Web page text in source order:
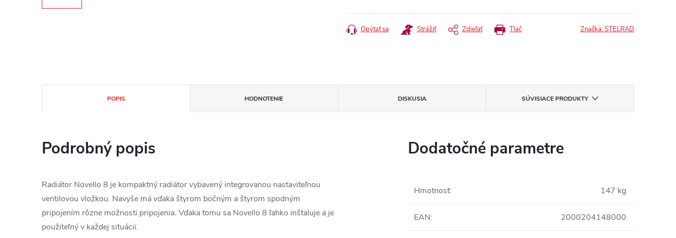
cena:
Tlač
Opýtať sa Strážiť Zdieľať Značka:STELRAD
POPIS HODNOTENIE DISKUSIA SÚVISIACE PRODUKTY
Podrobný popis
Radiátor Novello 8 je kompaktný radiátor vybavený integrovanou nastaviteľnou
ventilovou vložkou. Navyše má vďaka štyrom bočným a štyrom spodným
pripojením rôzne možnosti pripojenia. Vďaka tomu sa Novello 8 ľahko inštaluje a je
použiteľný v každej situácii.
Dodatočné parametre
Hmotnosť: 147 kg
EAN: 2000204148000